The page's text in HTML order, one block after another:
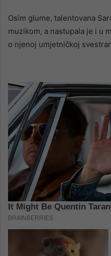
Osim glume, talentovana
muzikom, a nastupala je i u
o njenoj umjetničkoj